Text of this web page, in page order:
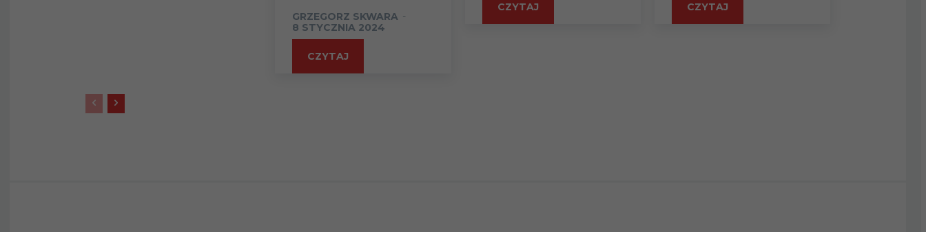
GRZEGORZ SKWARA -
8 STYCZNIA 2024
CZYTAJ
CZYTAJ CZYTAJ